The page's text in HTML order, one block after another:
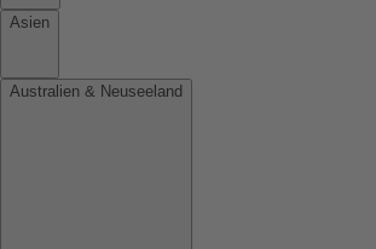
Asien
Australien & Neuseeland